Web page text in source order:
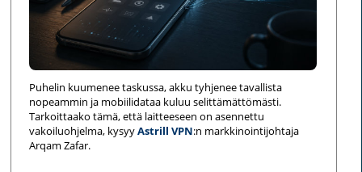
Puhelin kuumenee taskussa, akku tyhjenee tavallista
nopeammin ja mobiilidataa kuluu selittämättömästi.
Tarkoittaako tämä, että laitteeseen on asennettu
vakoiluohjelma, kysyyAstrill VPN:n markkinointijohtaja
Arqam Zafar.